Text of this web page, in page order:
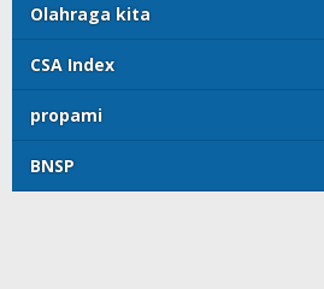
Olahraga kita
CSA Index
propami
BNSP